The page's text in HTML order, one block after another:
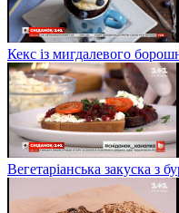
Кекс із мигдалевого
Вегетаріанська закуска з